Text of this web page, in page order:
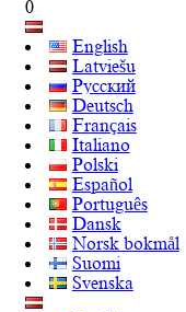
0
English
Latviešu
Русский
Deutsch
Français
Italiano
Polski
Español
Português
Dansk
Norsk bokmål
Suomi
Svenska